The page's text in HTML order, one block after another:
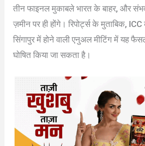
तीन फाइनल मुकाबले भारत के बाहर, और
ज़मीन पर ही होंगे। रिपोर्ट्स के मुताबिक,
सिंगापुर में होने वाली एनुअल मीटिंग में यह
घोषित किया जा सकता है।